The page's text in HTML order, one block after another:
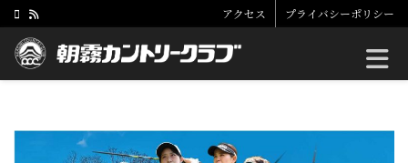
アクセス プライバシーポリシー